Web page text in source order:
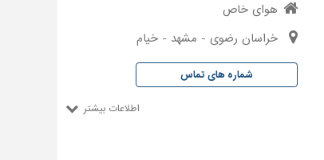
هوای خاص
خراسان رضوی - مشهد - خیام
شماره های تماس
اطلاعات بیشتر